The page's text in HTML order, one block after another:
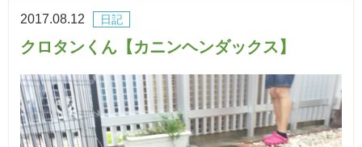
日記
2017.08.12
クロタンくん【カニンヘンダックス】